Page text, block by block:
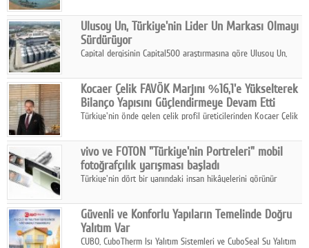
enerjisine güç katıyor.
Ulusoy Un, Türkiye'nin Lider Un Markası Olmayı
Sürdürüyor
Capital dergisinin Capital500 araştırmasına göre Ulusoy Un,
hasılatıyla Türkiye'nin en büyük 83. firması oldu.
Kocaer Çelik FAVÖK Marjını %16,1'e Yükselterek
Bilanço Yapısını Güçlendirmeye Devam Etti
Türkiye'nin önde gelen çelik profil üreticilerinden Kocaer Çelik
Çelik FAVÖK Marjını %16,1'e yükseltti.
vivo ve FOTON "Türkiye'nin Portreleri" mobil
fotoğrafçılık yarışması başladı
Türkiye'nin dört bir yanındaki insan hikâyelerini görünür
insanını, kültürünü ve yaşamını portre fotoğraflarıyla
anlatmaya davet ediyor.
Güvenli ve Konforlu Yapıların Temelinde Doğru
Yalıtım Var
CUBO, CuboTherm Isı Yalıtım Sistemleri ve CuboSeal Su Yalıtım